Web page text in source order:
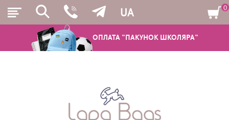
ОПЛАТА "ПАКУНОК ШКОЛЯРА"
UA
ШКІЛЬНІ РЮКЗАКИ ТА РАНЦІ
0